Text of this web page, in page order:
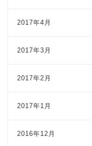
2017年4月
2017年3月
2017年2月
2017年1月
2016年12月